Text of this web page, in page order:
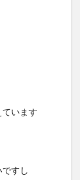
います
すし